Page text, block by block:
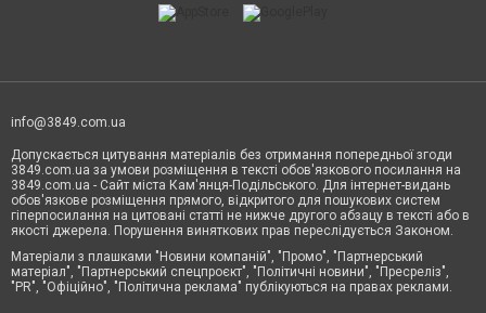
info@3849.com.ua
Допускається цитування матеріалів без отримання попередньої згоди
3849.com.ua за умови розміщення в тексті обов'язкового посилання на
3849.com.ua - Сайт міста Кам'янця-Подільського. Для інтернет-видань
обов'язкове розміщення прямого, відкритого для пошукових систем
гіперпосилання на цитовані статті не нижче другого абзацу в тексті або в
якості джерела. Порушення виняткових прав переслідується Законом.
Матеріали з плашками "Новини компаній", "Промо", "Партнерський
матеріал", "Партнерський спецпроєкт", "Політичні новини", "Пресреліз",
"PR", "Офіційно", "Політична реклама" публікуються на правах реклами.